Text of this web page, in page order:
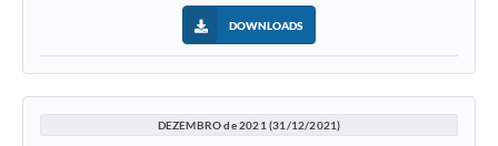
DOWNLOADS
DEZEMBRO de 2021 (31/12/2021)